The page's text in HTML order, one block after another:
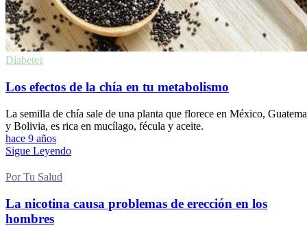
Diabetes
Los efectos de la chía en tu metabolismo
La semilla de chía sale de una planta que florece en México,
y Bolivia, es rica en mucílago, fécula y aceite.
hace 9 años
Sigue Leyendo
Por Tu Salud
La nicotina causa problemas de erección en los
hombres